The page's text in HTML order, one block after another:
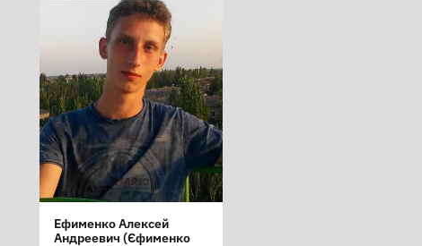
Ефименко Алексей
Андреевич (Єфименко